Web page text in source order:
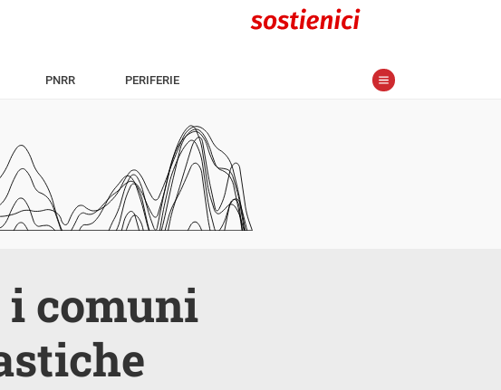
PNRR PERIFERIE
i comuni